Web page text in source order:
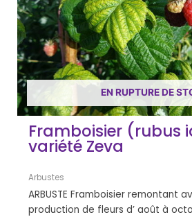
EN RUPTURE DE
Framboisier (rubus
variété Zeva
Arbustes
ARBUSTE Framboisier remontant
production de fleurs d’ août à